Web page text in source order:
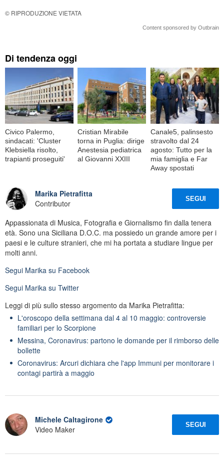
© RIPRODUZIONE VIETATA
Content sponsored by Outbrain
Di tendenza oggi
Civico Palermo,
sindacati: 'Cluster
Klebsiella risolto,
trapianti proseguiti'
Cristian Mirabile
torna in Puglia: dirige
Anestesia pediatrica
al Giovanni XXIII
Canale5, palinsesto
stravolto dal 24
agosto: Tutto per la
mia famiglia e Far
Away spostati
Marika Pietrafitta
Contributor
SEGUI
Appassionata di Musica, Fotografia e Giornalismo fin dalla tenera
età. Sono una Siciliana D.O.C. ma possiedo un grande amore per i
paesi e le culture stranieri, che mi ha portata a studiare lingue per
molti anni.
Segui Marika su Facebook
Segui Marika su Twitter
Leggi di più sullo stesso argomento da Marika Pietrafitta:
L'oroscopo della settimana dal 4 al 10 maggio: controversie
familiari per lo Scorpione
Messina, Coronavirus: partono le domande per il rimborso delle
bollette
Coronavirus: Arcuri dichiara che l'app Immuni per monitorare i
contagi partirà a maggio
Michele Caltagirone
Video Maker
SEGUI